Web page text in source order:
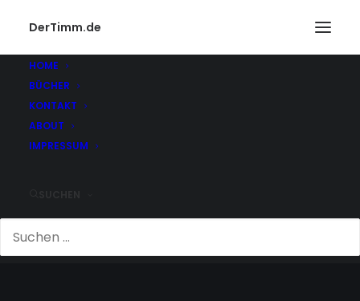
DerTimm.de
HOME
BÜCHER
KONTAKT
ABOUT
IMPRESSUM
WOLKENKRATZER